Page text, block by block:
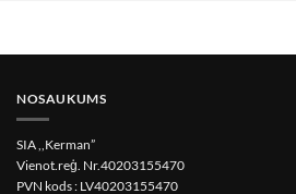
NOSAUKUMS
SIA ,,Kerman”
Vienot.reģ. Nr.40203155470
PVN kods : LV40203155470